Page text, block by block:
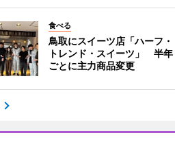
食べる
鳥取にスイーツ店「ハーフ・
トレンド・スイーツ」 半年
ごとに主力商品変更